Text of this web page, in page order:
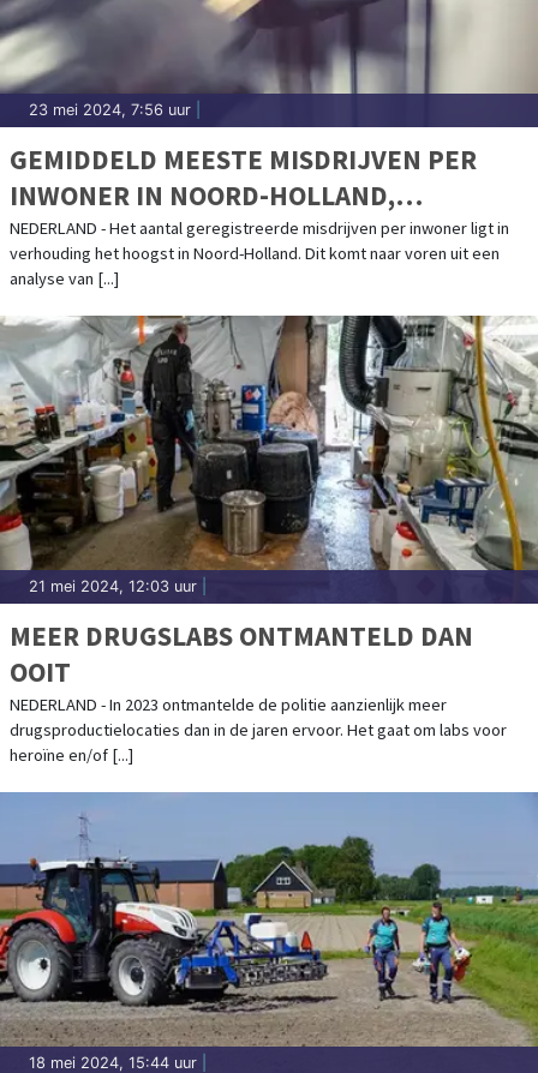
23 mei 2024, 7:56 uur
GEMIDDELD MEESTE MISDRIJVEN PER
INWONER IN NOORD-HOLLAND,
FRIESLAND DE MINSTE
NEDERLAND - Het aantal geregistreerde misdrijven per inwoner ligt in
verhouding het hoogst in Noord-Holland. Dit komt naar voren uit een
analyse van [...]
21 mei 2024, 12:03 uur
MEER DRUGSLABS ONTMANTELD DAN
OOIT
NEDERLAND - In 2023 ontmantelde de politie aanzienlijk meer
drugsproductielocaties dan in de jaren ervoor. Het gaat om labs voor
heroïne en/of [...]
18 mei 2024, 15:44 uur